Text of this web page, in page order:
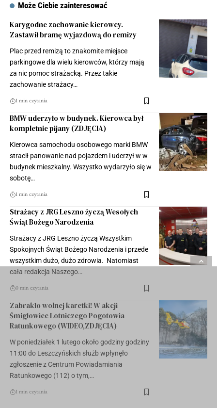
Może Ciebie zainteresować
Karygodne zachowanie kierowcy.
Zastawił bramę wyjazdową do remizy
Plac przed remizą to znakomite miejsce
parkingowe dla wielu kierowców, którzy mają
za nic pomoc strażacką. Przez takie
zachowanie strażacy…
1 min czytania
BMW uderzyło w budynek. Kierowca był
kompletnie pijany (ZDJĘCIA)
Kierowca samochodu osobowego marki BMW
stracił panowanie nad pojazdem i uderzył w w
budynek mieszkalny. Wszystko wydarzyło się w
sobotę…
1 min czytania
Strażacy z JRG Leszno życzą Wesołych
Świąt Bożego Narodzenia
Strażacy z JRG Leszno życzą Wszystkim
Spokojnych Świąt Bożego Narodzenia i przede
wszystkim dużo, dużo zdrowia. Natomiast
cała redakcja Naszego…
0 min czytania
Zabrakło wolnej karetki! W akcji
Śmigłowiec Lotniczego Pogotowia
Ratunkowego (WIDEO,ZDJĘCIA)
W poniedziałek 1 lutego około godziny godziny
11:00 do Leszczyńskich służb wpłynęło
zgłoszenie z Centrum Powiadamiania
Ratunkowego (112) o tym,…
1 min czytania